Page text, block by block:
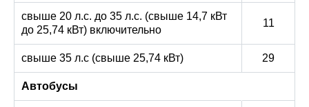
свыше 20 л.с. до 35 л.с. (свыше 14,7 кВт
до 25,74 кВт) включительно
11
свыше 35 л.с (свыше 25,74 кВт) 29
Автобусы